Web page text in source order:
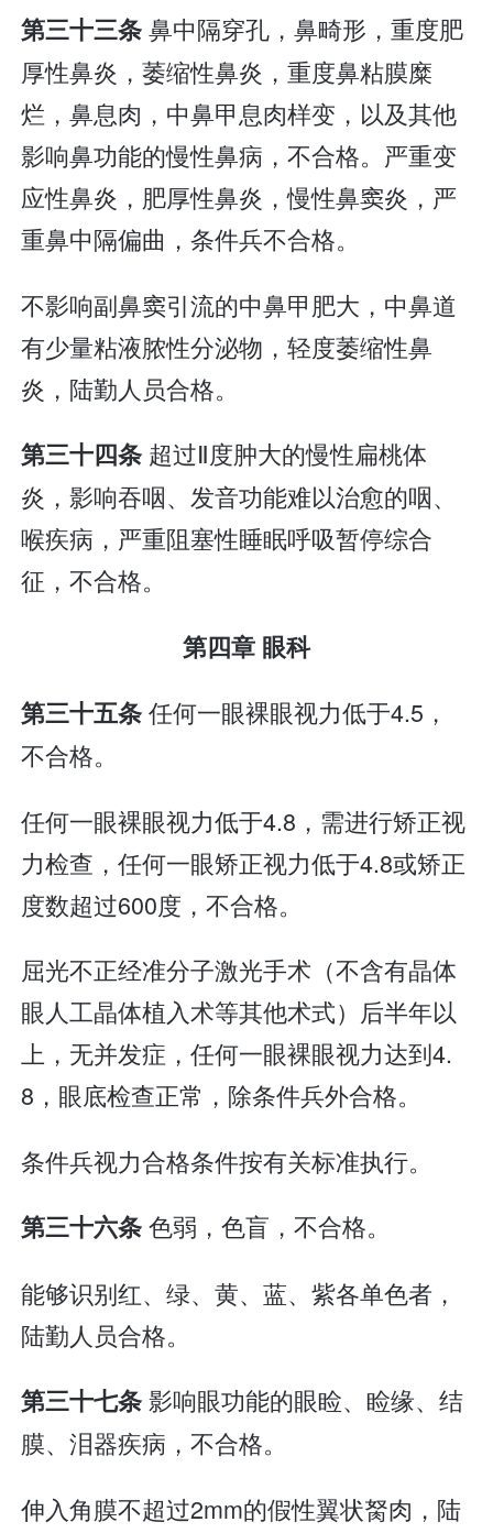
第三十三条鼻中隔穿孔，鼻畸形，重度肥
厚性鼻炎，萎缩性鼻炎，重度鼻粘膜糜
烂，鼻息肉，中鼻甲息肉样变，以及其他
影响鼻功能的慢性鼻病，不合格。严重变
应性鼻炎，肥厚性鼻炎，慢性鼻窦炎，严
重鼻中隔偏曲，条件兵不合格。
不影响副鼻窦引流的中鼻甲肥大，中鼻道
有少量粘液脓性分泌物，轻度萎缩性鼻
炎，陆勤人员合格。
第三十四条 超过Ⅱ度肿大的慢性扁桃体
炎，影响吞咽、发音功能难以治愈的咽、
喉疾病，严重阻塞性睡眠呼吸暂停综合
征，不合格。
第四章 眼科
第三十五条任何一眼裸眼视力低于4.5，
不合格。
任何一眼裸眼视力低于4.8，需进行矫正视
力检查，任何一眼矫正视力低于4.8或矫正
度数超过600度，不合格。
屈光不正经准分子激光手术（不含有晶体
眼人工晶体植入术等其他术式）后半年以
上，无并发症，任何一眼裸眼视力达到4.
8，眼底检查正常，除条件兵外合格。
条件兵视力合格条件按有关标准执行。
第三十六条色弱，色盲，不合格。
能够识别红、绿、黄、蓝、紫各单色者，
陆勤人员合格。
第三十七条影响眼功能的眼睑、睑缘、结
膜、泪器疾病，不合格。
伸入角膜不超过2mm的假性翼状胬肉，陆